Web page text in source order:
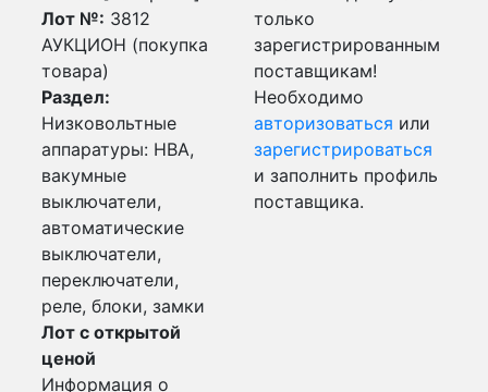
Лот №: 3812
АУКЦИОН (покупка
товара)
Раздел:
Низковольтные
аппаратуры: НВА,
вакумные
выключатели,
автоматические
выключатели,
переключатели,
реле, блоки, замки
Лот с открытой
ценой
Информация о
только
зарегистрированным
поставщикам!
Необходимо
авторизоваться или
зарегистрироваться
и заполнить профиль
поставщика.